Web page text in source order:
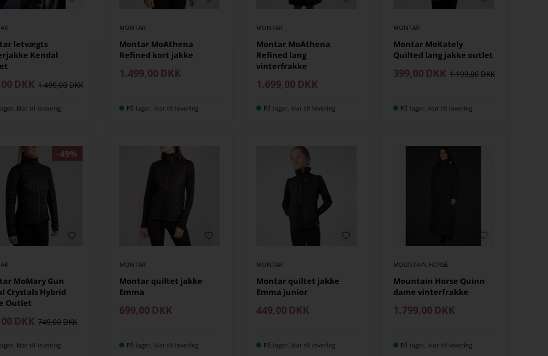
letvægts
Kendal
DKK 1.499,00
klar til levering
MONTAR
Montar MoAthena
Refined kort jakke
1.499,00 DKK
På lager, klar til levering
MONTAR
Montar MoAthena
Refined lang
vinterfrakke
1.699,00 DKK
På lager, klar til levering
MONTAR
Montar MoKately
Quilted lang jakke outlet
399,00 DKK 1.199,00
På lager, klar til levering
MoMary Gun
Crystals Hybrid
Outlet
DKK 749,00
klar til levering
MONTAR
Montar quiltet jakke
Emma
699,00 DKK
På lager, klar til levering
MONTAR
Montar quiltet jakke
Emma junior
449,00 DKK
På lager, klar til levering
MOUNTAIN HORSE
Mountain Horse Quinn
dame vinterfrakke
1.799,00 DKK
På lager, klar til levering